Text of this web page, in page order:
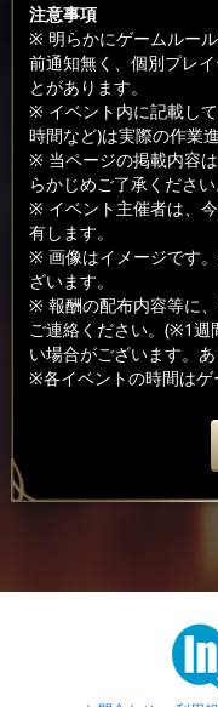
注意事項
※ 明らかにゲームルー
前通知無く、個別プレ
とがあります。
※ イベント内に記載し
時間など)は実際の作業
※ 当ページの掲載内容
らかじめご了承ください
※ イベント主催者は、
有します。
※ 画像はイメージです
ざいます。
※ 報酬の配布内容等に
ご連絡ください。(※1週
い場合がございます。
※各イベントの時間はゲ